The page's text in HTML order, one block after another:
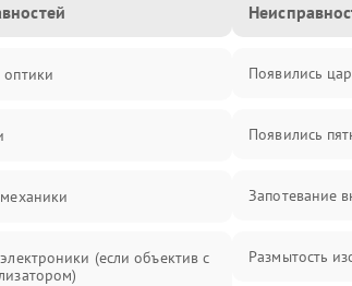
оптики
(если объектив с
Появились
Появились
Запотевание
Размытость